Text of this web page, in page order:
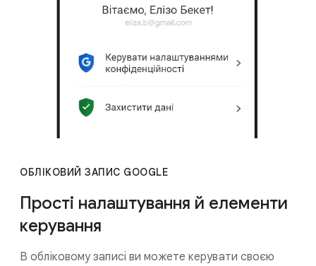
ОБЛІКОВИЙ ЗАПИС GOOGLE
Прості налаштування й елементи
керування
В обліковому записі ви можете керувати своєю